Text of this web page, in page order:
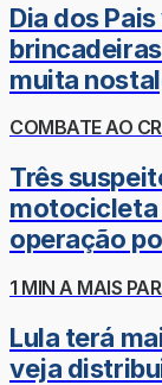
Dia dos
muita
COMBATE AO
Três
motocicleta
operação
1 MIN A MAIS
Lula terá
veja